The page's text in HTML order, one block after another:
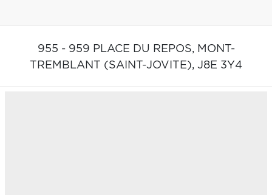
955 - 959 PLACE DU REPOS, MONT-
TREMBLANT (SAINT-JOVITE), J8E 3Y4